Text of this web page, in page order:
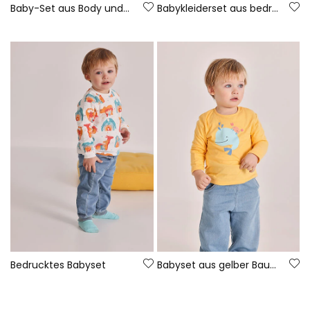
Baby-Set aus Body und Latzhose aus Denim Babykleiderset aus bedruckter Baumwolle
Bedrucktes Babyset Babyset aus gelber Baumwolle